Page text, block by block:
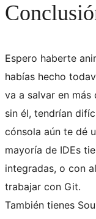
Espero haberte
habías hecho
va a salvar en más
sin él, tendrían
cónsola aún te dé
mayoría de IDEs
integradas, o con
trabajar con Git.
También tienes